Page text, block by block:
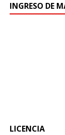
INGRESO DE
LICENCIA